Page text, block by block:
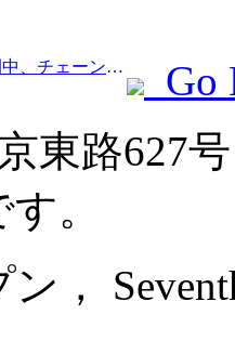
Prev:9つの部門：春節期間中、チェーンホテルやブティックホームステイでは優遇措置が提供されます。
Go
東路627
。
，